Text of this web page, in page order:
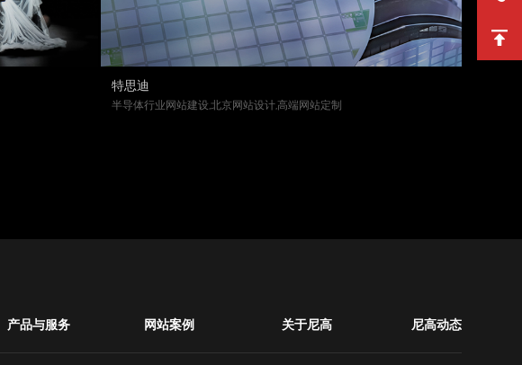
特思迪
半导体行业网站建设,北京网站设计,高端网站定制
产品与服务 网站案例 关于尼高 尼高动态